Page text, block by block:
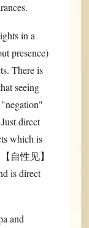
in a
presence)
There is
seeing
direct
which is
自性见】
is direct
and